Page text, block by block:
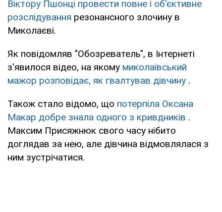
Віктору Пшонці провести повне і об'єктивне
розслідування резонансного злочину в
Миколаєві.
Як повідомляв "Обозреватель", в Інтернеті
з'явилося відео, на якому миколаївський
мажор розповідає, як гвалтував дівчину .
Також стало відомо, що потерпіла Оксана
Макар добре знала одного з кривдників .
Максим Присяжнюк свого часу нібито
доглядав за нею, але дівчина відмовлялася з
ним зустрічатися.